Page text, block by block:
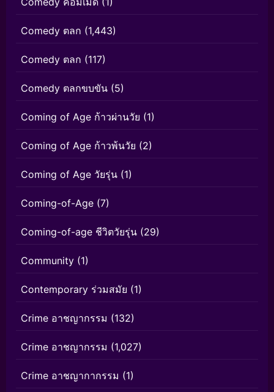
Comedy ตลก (1,443)
Comedy ตลก (117)
Comedy ตลกขบขัน (5)
Coming of Age ก้าวผ่านวัย (1)
Coming of Age ก้าวพ้นวัย (2)
Coming of Age วัยรุ่น (1)
Coming-of-Age (7)
Coming-of-age ชีวิตวัยรุ่น (29)
Community (1)
Contemporary ร่วมสมัย (1)
Crime อาชญากรรม (132)
Crime อาชญากรรม (1,027)
Crime อาชญากากรรม (1)